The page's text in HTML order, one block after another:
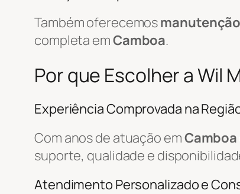
Também oferecemos
completa emCamboa.
Por que Escolher a Wil
Experiência Comprovada na
Com anos de atuação emCamboa
suporte, qualidade e
Atendimento Personalizado e